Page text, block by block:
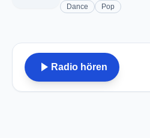
Dance Pop
play_arrow Radio hören